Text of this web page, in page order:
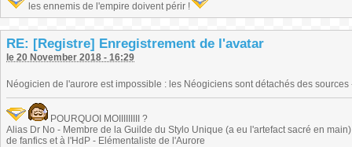
les ennemis de l'empire doivent périr !
RE: [Registre] Enregistrement de l'avatar
le 20 November 2018 - 16:29
Néogicien de l'aurore est impossible : les Néogiciens sont détachés des
POURQUOI MOIIIIIIIII ?
Alias Dr No - Membre de la Guilde du Stylo Unique (a eu l'artefact sacré en
de fanfics et à l'HdP - Elémentaliste de l'Aurore